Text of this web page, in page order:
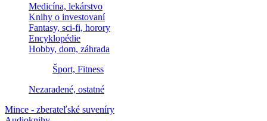
Medicína, lekárstvo
Knihy o investovaní
Fantasy, sci-fi, horory
Encyklopédie
Hobby, dom, záhrada
Šport, Fitness
Nezaradené, ostatné
Mince - zberateľské suveníry